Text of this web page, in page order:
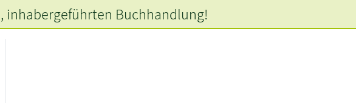
, inhabergeführten Buchhandlung!